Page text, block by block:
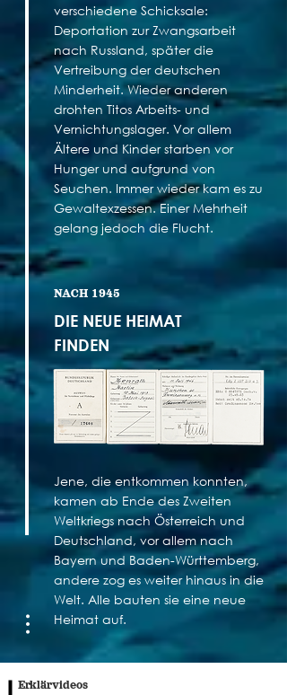
…
verschiedene Schicksale:
Deportation zur Zwangsarbeit
nach Russland, später die
Vertreibung der deutschen
Minderheit. Wieder anderen
drohten Titos Arbeits- und
Vernichtungslager. Vor allem
Ältere und Kinder starben vor
Hunger und aufgrund von
Seuchen. Immer wieder kam es zu
Gewaltexzessen. Einer Mehrheit
gelang jedoch die Flucht.
NACH 1945
DIE NEUE HEIMAT
FINDEN
Jene, die entkommen konnten,
kamen ab Ende des Zweiten
Weltkriegs nach Österreich und
Deutschland, vor allem nach
Bayern und Baden-Württemberg,
andere zog es weiter hinaus in die
Welt. Alle bauten sie eine neue
Heimat auf.
Erklärvideos